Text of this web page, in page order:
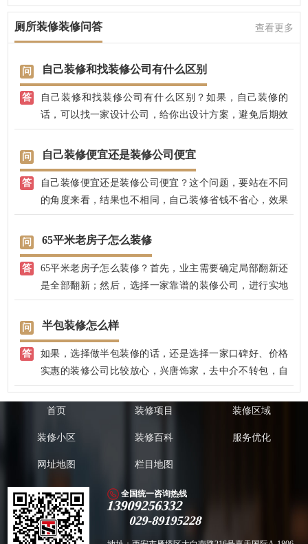
厕所装修装修问答 查看更多
自己装修和找装修公司有什么区别
自己装修和找装修公司有什么区别？如果，自己装修的
话，可以找一家设计公司，给你出设计方案，避免后期效
果不好；找装修公司的话，可以有专业的设计师，全程把
控装修效果，不用担心装修效果好不好，装修质量大可放
省心放心。
自己装修便宜还是装修公司便宜
自己装修便宜还是装修公司便宜？这个问题，要站在不同
的角度来看，结果也不相同，自己装修省钱不省心，效果
不易把控，后期没有保修；找装修公司，有专业的设计师
全程把控，完全不用担心效果，而且，兴唐饰家还免费赠
修效果了。
65平米老房子怎么装修
65平米老房子怎么装修？首先，业主需要确定局部翻新还
是全部翻新；然后，选择一家靠谱的装修公司，进行实地
测量沟通，确定老房子装修方案，我公司有专业的江苏扬
州工人，手艺好，不转包，价格非常实惠，后期零增项，
多退少不补，先装修后付款。
半包装修怎么样
如果，选择做半包装修的话，还是选择一家口碑好、价格
实惠的装修公司比较放心，兴唐饰家，去中介不转包，自
有江苏扬州工人，先装修后付款，半包装修选兴唐饰家。
首页 装修项目 装修区域
装修小区 装修百科 服务优化
网址地图 栏目地图
全国统一咨询热线
13909256332
029-89195228